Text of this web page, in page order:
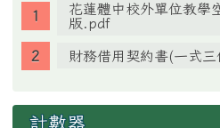
花蓮體中校外單位教學
版.pdf
財務借用契約書(一式
計數器